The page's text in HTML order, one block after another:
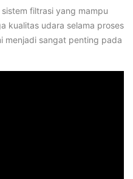
filtrasi yang mampu
kualitas udara selama proses
menjadi sangat penting pada